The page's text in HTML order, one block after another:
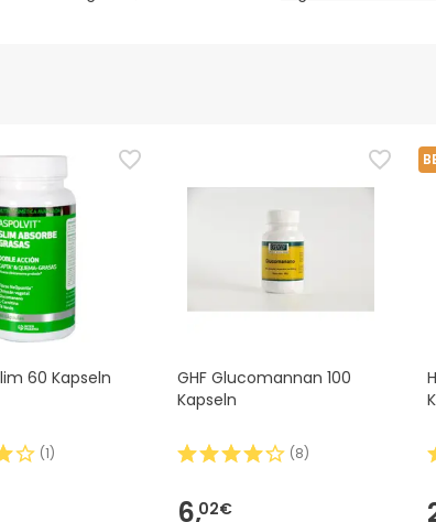
60 Kapseln
(1)
GHF Glucomannan 100
Kapseln
(8)
6,02€